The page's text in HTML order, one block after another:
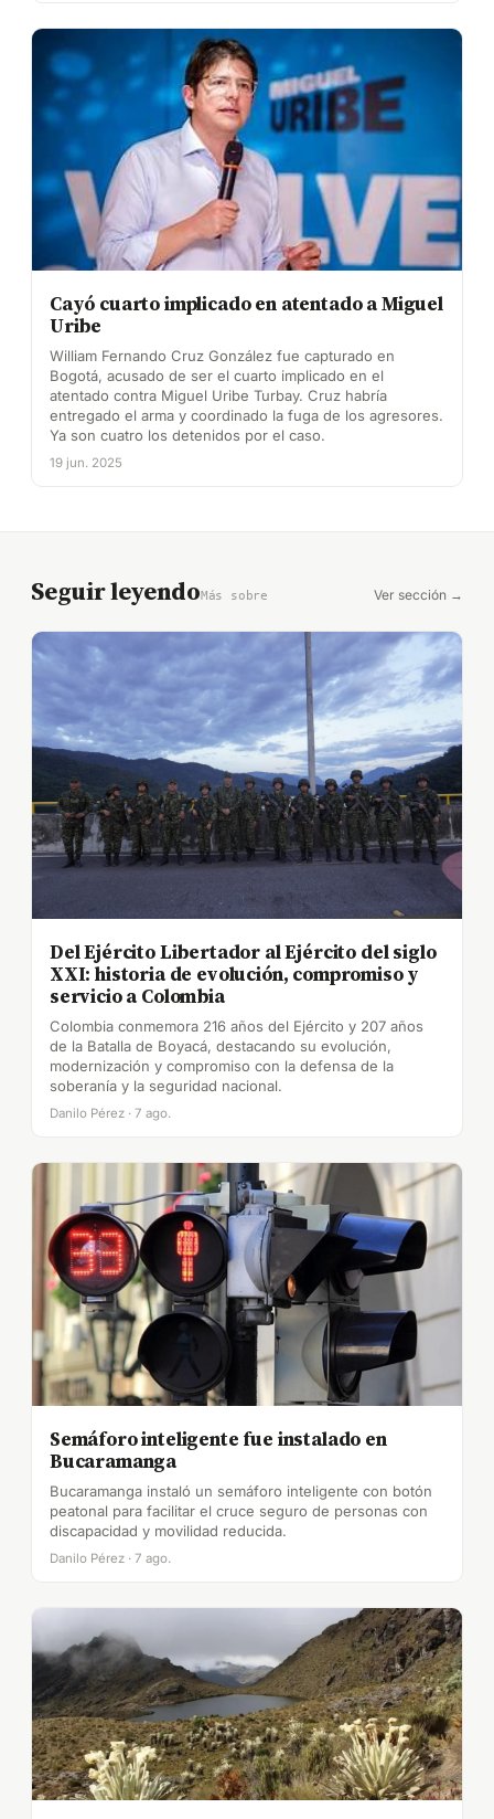
Cayó cuarto implicado en atentado a Miguel
Uribe
William Fernando Cruz González fue capturado en
Bogotá, acusado de ser el cuarto implicado en el
atentado contra Miguel Uribe Turbay. Cruz habría
entregado el arma y coordinado la fuga de los agresores.
Ya son cuatro los detenidos por el caso.
19 jun. 2025
Seguir leyendoMás sobre Ver sección →
Del Ejército Libertador al Ejército del siglo
XXI: historia de evolución, compromiso y
servicio a Colombia
Colombia conmemora 216 años del Ejército y 207 años
de la Batalla de Boyacá, destacando su evolución,
modernización y compromiso con la defensa de la
soberanía y la seguridad nacional.
Danilo Pérez · 7 ago.
Semáforo inteligente fue instalado en
Bucaramanga
Bucaramanga instaló un semáforo inteligente con botón
peatonal para facilitar el cruce seguro de personas con
discapacidad y movilidad reducida.
Danilo Pérez · 7 ago.